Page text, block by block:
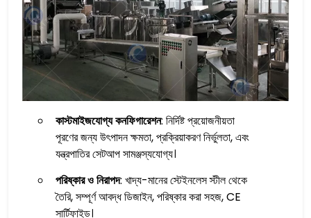
কাস্টমাইজযোগ্য কনফিগারেশন: নির্দিষ্ট প্রয়োজনীয়তা
পূরণের জন্য উৎপাদন ক্ষমতা, প্রক্রিয়াকরণ নির্ভুলতা, এবং
যন্ত্রপাতির সেটআপ সামঞ্জস্যযোগ্য।
পরিষ্কার ও নিরাপদ: খাদ্য-মানের স্টেইনলেস স্টীল থেকে
তৈরি, সম্পূর্ণ আবদ্ধ ডিজাইন, পরিষ্কার করা সহজ, CE
সার্টিফাইড।